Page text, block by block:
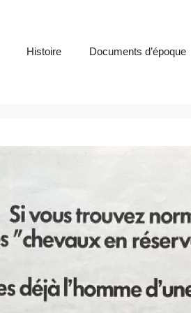
Histoire Documents d’époque